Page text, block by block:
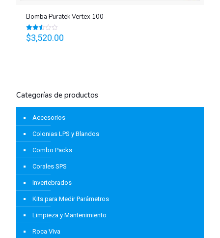
Bomba Puratek Vertex 100
Valorado
en
$3,520.00
Categorías de productos
Accesorios
Colonias LPS y Blandos
Combo Packs
Corales SPS
Invertebrados
Kits para Medir Parámetros
Limpieza y Mantenimiento
Roca Viva